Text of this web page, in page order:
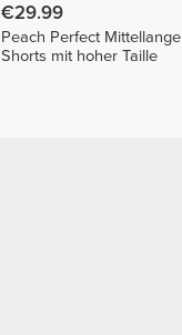
€29.99
Peach Perfect Mittellange
Shorts mit hoher Taille